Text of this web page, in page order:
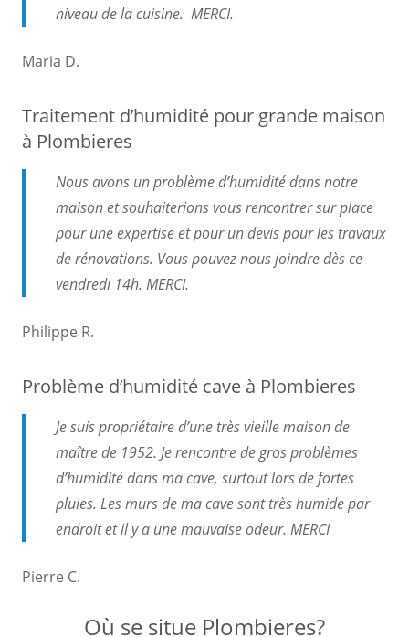
niveau de la cuisine. MERCI.
Maria D.
Traitement d’humidité pour grande maison
à Plombieres
Nous avons un problème d’humidité dans notre
maison et souhaiterions vous rencontrer sur place
pour une expertise et pour un devis pour les travaux
de rénovations. Vous pouvez nous joindre dès ce
vendredi 14h. MERCI.
Philippe R.
Problème d’humidité cave à Plombieres
Je suis propriétaire d’une très vieille maison de
maître de 1952. Je rencontre de gros problèmes
d’humidité dans ma cave, surtout lors de fortes
pluies. Les murs de ma cave sont très humide par
endroit et il y a une mauvaise odeur. MERCI
Pierre C.
Où se situe Plombieres?